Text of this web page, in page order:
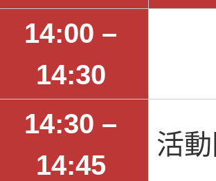
14:00 –
14:30
14:30 –
14:45
活